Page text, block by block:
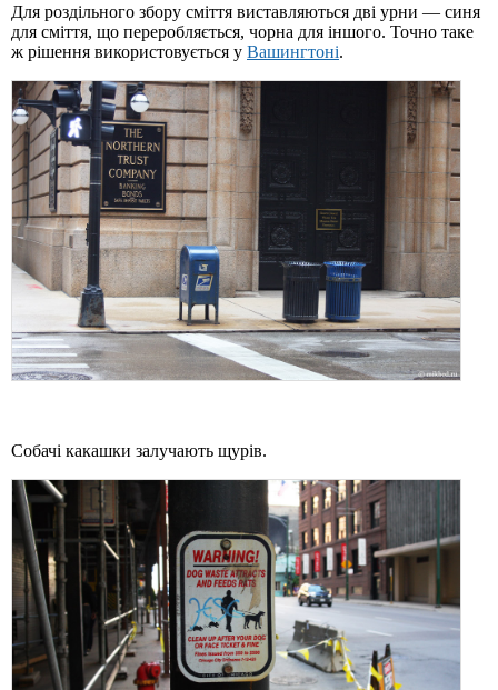
Для роздільного збору сміття виставляються дві урни — синя
для сміття, що переробляється, чорна для іншого. Точно таке
ж рішення використовується у Вашингтоні.
Собачі какашки залучають щурів.